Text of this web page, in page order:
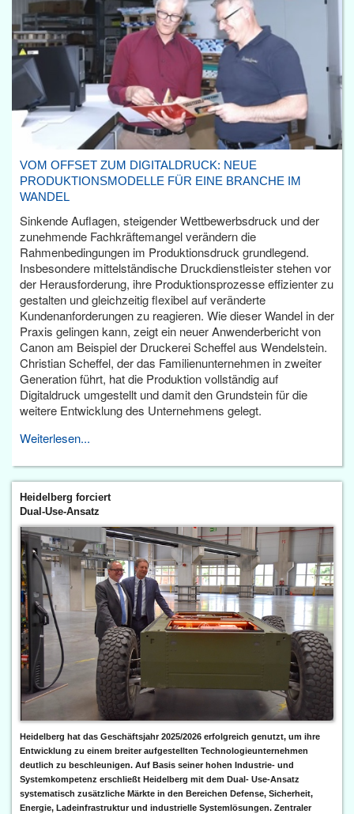
VOM OFFSET ZUM DIGITALDRUCK: NEUE
PRODUKTIONSMODELLE FÜR EINE BRANCHE IM
WANDEL
Sinkende Auflagen, steigender Wettbewerbsdruck und der
zunehmende Fachkräftemangel verändern die
Rahmenbedingungen im Produktionsdruck grundlegend.
Insbesondere mittelständische Druckdienstleister stehen vor
der Herausforderung, ihre Produktionsprozesse effizienter zu
gestalten und gleichzeitig flexibel auf veränderte
Kundenanforderungen zu reagieren. Wie dieser Wandel in der
Praxis gelingen kann, zeigt ein neuer Anwenderbericht von
Canon am Beispiel der Druckerei Scheffel aus Wendelstein.
Christian Scheffel, der das Familienunternehmen in zweiter
Generation führt, hat die Produktion vollständig auf
Digitaldruck umgestellt und damit den Grundstein für die
weitere Entwicklung des Unternehmens gelegt.
Weiterlesen...
Heidelberg forciert
Dual-Use-Ansatz
Heidelberg hat das Geschäftsjahr 2025/2026 erfolgreich genutzt, um ihre
Entwicklung zu einem breiter aufgestellten Technologieunternehmen
deutlich zu beschleunigen. Auf Basis seiner hohen Industrie- und
Systemkompetenz erschließt Heidelberg mit dem Dual- Use-Ansatz
systematisch zusätzliche Märkte in den Bereichen Defense, Sicherheit,
Energie, Ladeinfrastruktur und industrielle Systemlösungen. Zentraler